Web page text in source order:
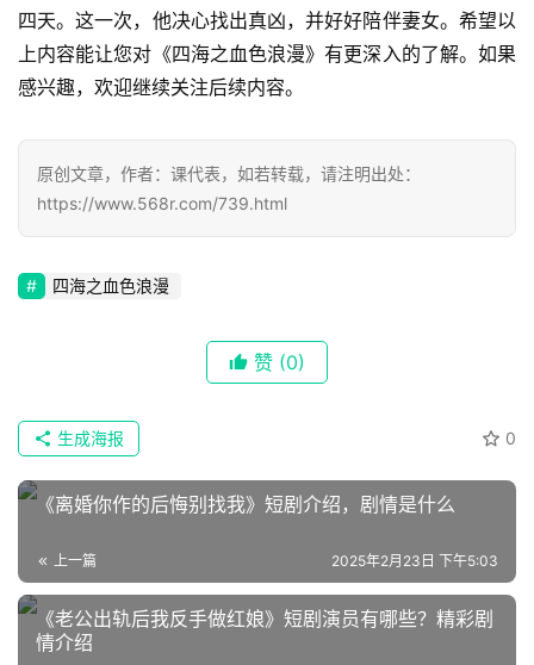
📖
墨
文
集
四天。这一次，他决心找出真凶，并好好陪伴妻女。希望以
上内容能让您对《四海之血色浪漫》有更深入的了解。如果
感兴趣，欢迎继续关注后续内容。
原创文章，作者：课代表，如若转载，请注明出处：
https://www.568r.com/739.html
四海之血色浪漫
赞 (0)
0
生成海报
《离婚你作的后悔别找我》短剧介绍，剧情是什么
上一篇 2025年2月23日 下午5:03
《老公出轨后我反手做红娘》短剧演员有哪些？精彩剧
情介绍